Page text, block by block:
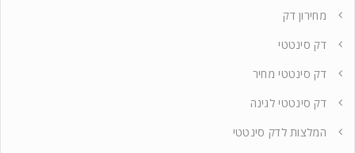
מחירון דק
דק סינטטי
דק סינטטי מחיר
דק סינטטי לגינה
המלצות לדק סינטטי